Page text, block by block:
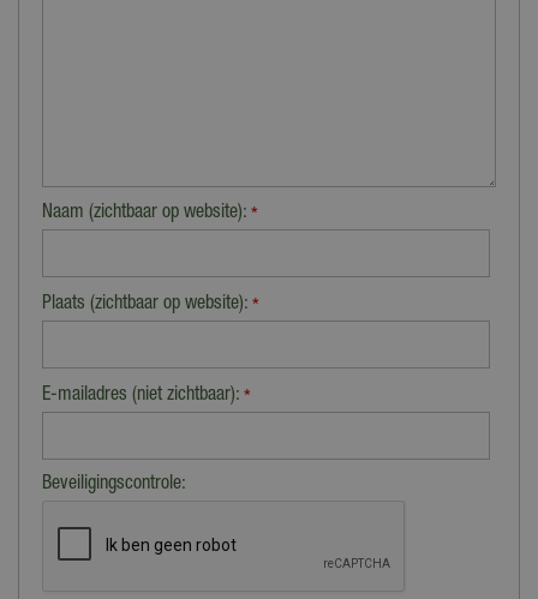
Naam (zichtbaar op website): *
Plaats (zichtbaar op website): *
E-mailadres (niet zichtbaar): *
Beveiligingscontrole: